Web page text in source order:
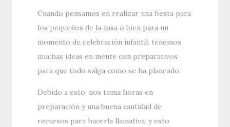
Cuando pensamos en realizar una fiesta para
los pequeños de la casa o bien para un
momento de celebración infantil, tenemos
muchas ideas en mente con preparativos
para que todo salga como se ha planeado.
Debido a esto, nos toma horas en
preparación y una buena cantidad de
recursos para hacerla llamativa, y esto